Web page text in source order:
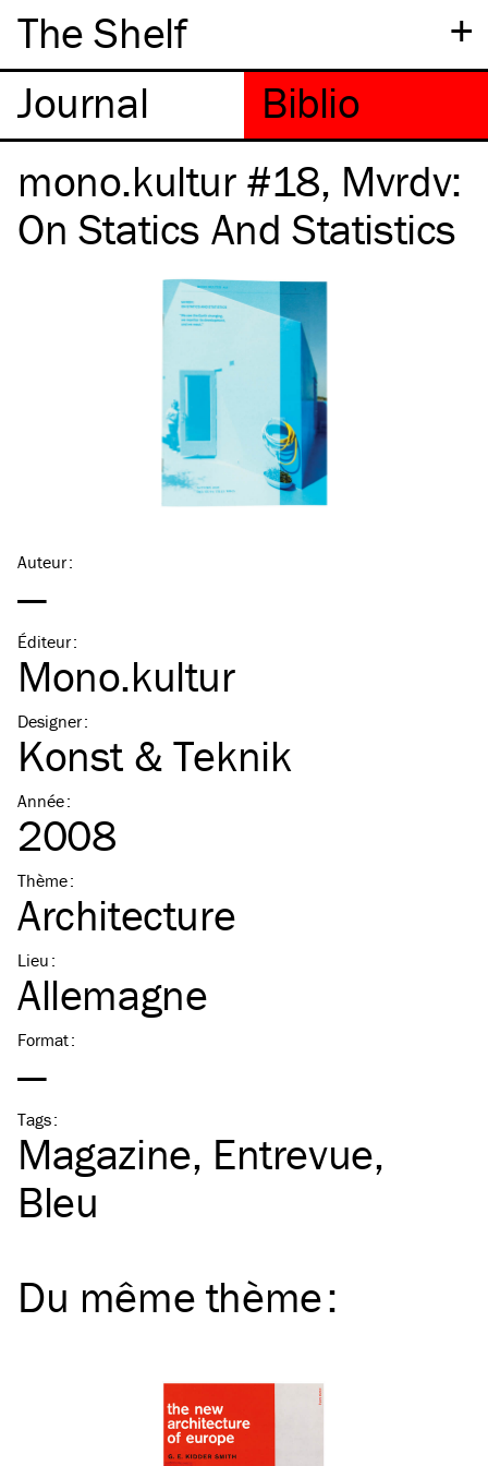
+
The Shelf
mono.kultur #18, Mvrdv:
On Statics And Statistics
Auteur:
—
Éditeur:
Mono.kultur
Designer:
Konst & Teknik
Année:
2008
Thème:
Architecture
Lieu :
Allemagne
Format:
—
Tags:
Magazine Entrevue
Bleu
Du même thème: